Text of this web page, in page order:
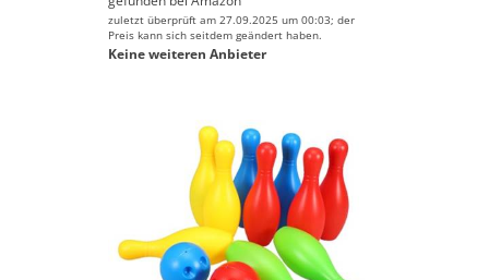
zuletzt überprüft am 27.09.2025 um 00:03; der
Preis kann sich seitdem geändert haben.
Keine weiteren Anbieter